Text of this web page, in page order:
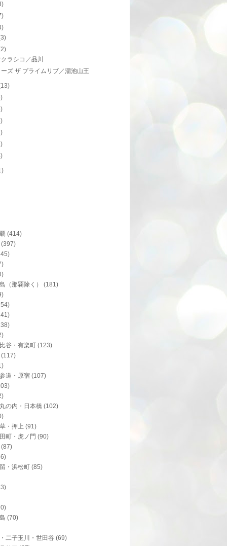
ラシコ／品川
ズ ザ プライムリブ／溜池山王
(414)
(397)
（那覇除く）
(181)
谷・有楽町 (123)
(117)
道・原宿 (107)
の内・日本橋 (102)
・押上 (91)
町・虎ノ門 (90)
(87)
・浜松町 (85)
(70)
二子玉川・世田谷 (69)